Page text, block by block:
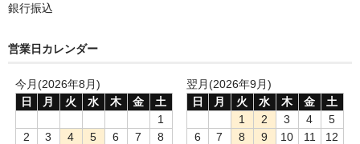
銀行振込
営業日カレンダー
今月(2026年8月)
日
月 火 水 木 金
土
1
2
3 4 5 6 7
8
翌月(2026年9月)
日
月 火 水 木 金
土
1
2 3 4
5
6
7 8 9 10 11
12